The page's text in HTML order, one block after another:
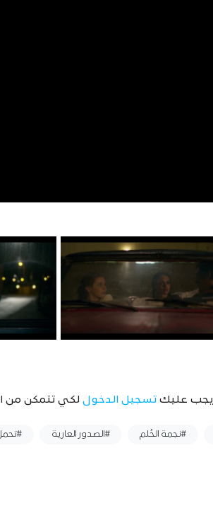
يجب عليك تسجيل الدخول لكي تتمكن من
#نجمة الحُلم #الصدور العارية